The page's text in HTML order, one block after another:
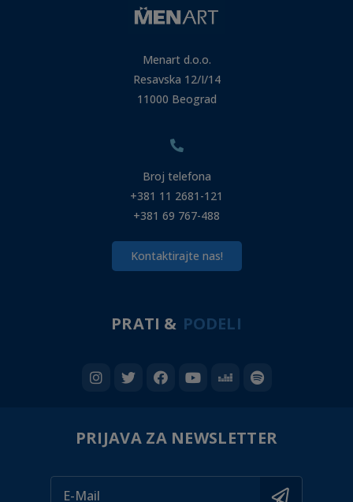
Menart d.o.o.
Resavska 12/I/14
11000 Beograd
Broj telefona
+381 11 2681-121
+381 69 767-488
Kontaktirajte nas!
PRATI & PODELI
PRIJAVA ZA NEWSLETTER